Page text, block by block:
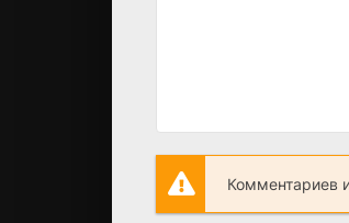
Комментариев